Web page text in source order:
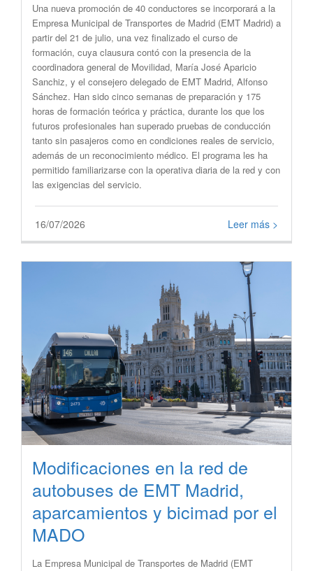
​Una nueva promoción de 40 conductores se incorporará a la
Empresa Municipal de Transportes de Madrid (EMT Madrid) a
partir del 21 de julio, una vez finalizado el curso de
formación, cuya clausura contó con la presencia de la
coordinadora general de Movilidad, María José Aparicio
Sanchiz, y el consejero delegado de EMT Madrid, Alfonso
Sánchez. Han sido cinco semanas de preparación y 175
horas de formación teórica y práctica, durante los que los
futuros profesionales han superado pruebas de conducción
tanto sin pasajeros como en condiciones reales de servicio,
además de un reconocimiento médico. El programa les ha
permitido familiarizarse con la operativa diaria de la red y con
las exigencias del servicio.
16/07/2026 Leer más >
Modificaciones en la red de
autobuses de EMT Madrid,
aparcamientos y bicimad por el
MADO
​La Empresa Municipal de Transportes de Madrid (EMT